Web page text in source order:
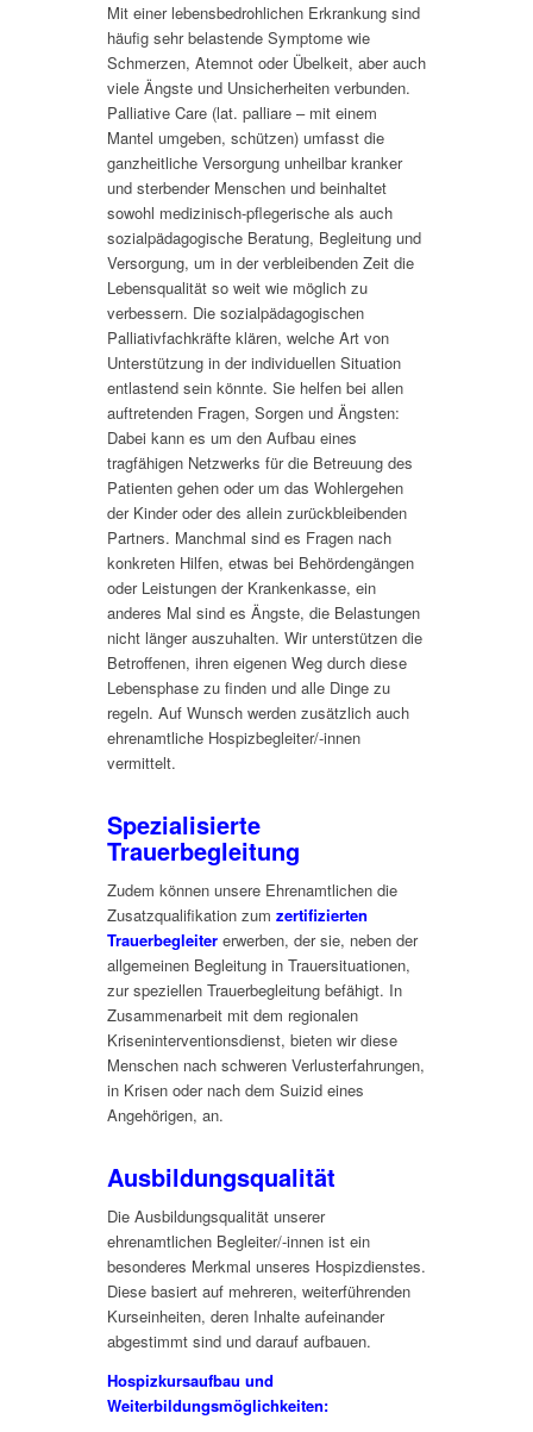
Mit einer lebensbedrohlichen Erkrankung sind
häufig sehr belastende Symptome wie
Schmerzen, Atemnot oder Übelkeit, aber auch
viele Ängste und Unsicherheiten verbunden.
Palliative Care (lat. palliare – mit einem
Mantel umgeben, schützen) umfasst die
ganzheitliche Versorgung unheilbar kranker
und sterbender Menschen und beinhaltet
sowohl medizinisch-pflegerische als auch
sozialpädagogische Beratung, Begleitung und
Versorgung, um in der verbleibenden Zeit die
Lebensqualität so weit wie möglich zu
verbessern. Die sozialpädagogischen
Palliativfachkräfte klären, welche Art von
Unterstützung in der individuellen Situation
entlastend sein könnte. Sie helfen bei allen
auftretenden Fragen, Sorgen und Ängsten:
Dabei kann es um den Aufbau eines
tragfähigen Netzwerks für die Betreuung des
Patienten gehen oder um das Wohlergehen
der Kinder oder des allein zurückbleibenden
Partners. Manchmal sind es Fragen nach
konkreten Hilfen, etwas bei Behördengängen
oder Leistungen der Krankenkasse, ein
anderes Mal sind es Ängste, die Belastungen
nicht länger auszuhalten. Wir unterstützen die
Betroffenen, ihren eigenen Weg durch diese
Lebensphase zu finden und alle Dinge zu
regeln. Auf Wunsch werden zusätzlich auch
ehrenamtliche Hospizbegleiter/-innen
vermittelt.
Spezialisierte
Trauerbegleitung
Zudem können unsere Ehrenamtlichen die
Zusatzqualifikation zum zertifizierten
Trauerbegleiter erwerben, der sie, neben der
allgemeinen Begleitung in Trauersituationen,
zur speziellen Trauerbegleitung befähigt. In
Zusammenarbeit mit dem regionalen
Kriseninterventionsdienst, bieten wir diese
Menschen nach schweren Verlusterfahrungen,
in Krisen oder nach dem Suizid eines
Angehörigen, an.
Ausbildungsqualität
Die Ausbildungsqualität unserer
ehrenamtlichen Begleiter/-innen ist ein
besonderes Merkmal unseres Hospizdienstes.
Diese basiert auf mehreren, weiterführenden
Kurseinheiten, deren Inhalte aufeinander
abgestimmt sind und darauf aufbauen.
Hospizkursaufbau und
Weiterbildungsmöglichkeiten: